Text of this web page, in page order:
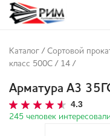
Каталог / Сортовой
класс 500С / 14 /
Арматура А3
4.3
245 человек